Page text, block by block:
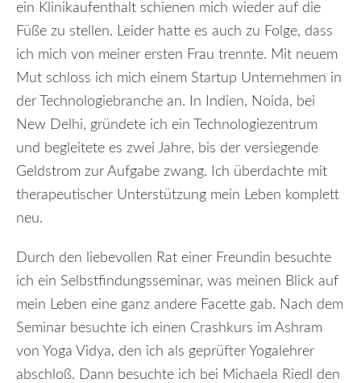
ein Klinikaufenthalt schienen mich wieder auf die
Füße zu stellen. Leider hatte es auch zu Folge, dass
ich mich von meiner ersten Frau trennte. Mit neuem
Mut schloss ich mich einem Startup Unternehmen in
der Technologiebranche an. In Indien, Noida, bei
New Delhi, gründete ich ein Technologiezentrum
und begleitete es zwei Jahre, bis der versiegende
Geldstrom zur Aufgabe zwang. Ich überdachte mit
therapeutischer Unterstützung mein Leben komplett
neu.
Durch den liebevollen Rat einer Freundin besuchte
ich ein Selbstfindungsseminar, was meinen Blick auf
mein Leben eine ganz andere Facette gab. Nach dem
Seminar besuchte ich einen Crashkurs im Ashram
von Yoga Vidya, den ich als geprüfter Yogalehrer
abschloß. Dann besuchte ich bei Michaela Riedl den